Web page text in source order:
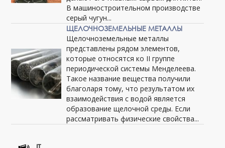
В машиностроительном производстве
серый чугун...
ЩЕЛОЧНОЗЕМЕЛЬНЫЕ МЕТАЛЛЫ
Щелочноземельные металлы
представлены рядом элементов,
которые относятся ко II группе
периодической системы Менделеева.
Такое название вещества получили
благоларя тому, что результатом их
взаимодействия с водой является
образование щелочной среды. Если
рассматривать физические свойства...